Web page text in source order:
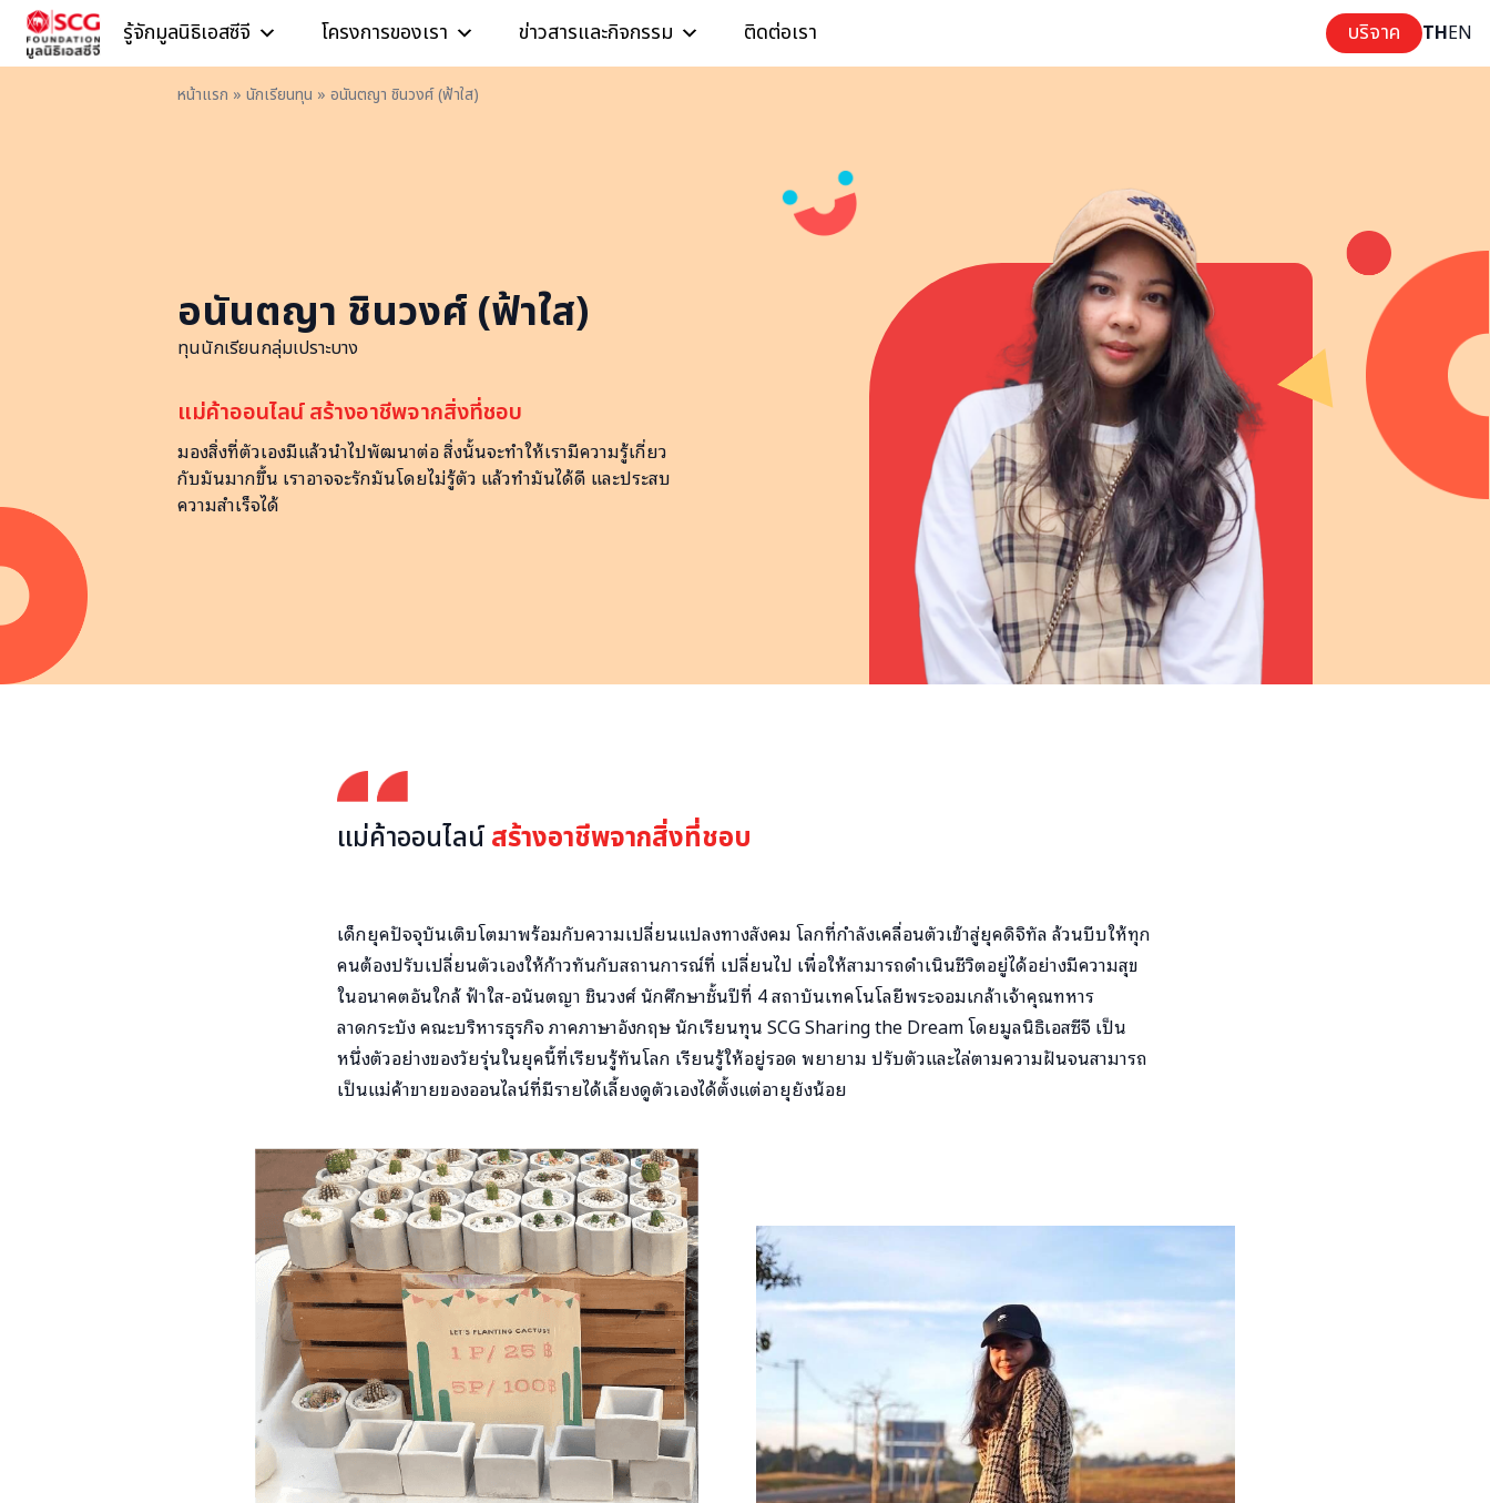
Skip to content
รู้จักมูลนิธิเอสซีจี โครงการของเรา ข่าวสารและกิจกรรม ติดต่อเรา บริจาค THEN
หน้าแรก » นักเรียนทุน » อนันตญา ชินวงศ์ (ฟ้าใส)
อนันตญา ชินวงศ์ (ฟ้าใส)
ทุนนักเรียนกลุ่มเปราะบาง
แม่ค้าออนไลน์ สร้างอาชีพจากสิ่งที่ชอบ
มองสิ่งที่ตัวเองมีแล้วนำไปพัฒนาต่อ สิ่งนั้นจะทำให้เรามีความรู้เกี่ยว
กับมันมากขึ้น เราอาจจะรักมันโดยไม่รู้ตัว แล้วทำมันได้ดี และประสบ
ความสำเร็จได้
แม่ค้าออนไลน์สร้างอาชีพจากสิ่งที่ชอบ
เด็กยุคปัจจุบันเติบโตมาพร้อมกับความเปลี่ยนแปลงทางสังคม โลกที่กำลังเคลื่อนตัวเข้าสู่ยุคดิจิทัล ล้วนบีบให้ทุก
คนต้องปรับเปลี่ยนตัวเองให้ก้าวทันกับสถานการณ์ที่ เปลี่ยนไป เพื่อให้สามารถดำเนินชีวิตอยู่ได้อย่างมีความสุข
ในอนาคตอันใกล้ ฟ้าใส-อนันตญา ชินวงศ์ นักศึกษาชั้นปีที่ 4 สถาบันเทคโนโลยีพระจอมเกล้าเจ้าคุณทหาร
ลาดกระบัง คณะบริหารธุรกิจ ภาคภาษาอังกฤษ นักเรียนทุน SCG Sharing the Dream โดยมูลนิธิเอสซีจี เป็น
หนึ่งตัวอย่างของวัยรุ่นในยุคนี้ที่เรียนรู้ทันโลก เรียนรู้ให้อยู่รอด พยายาม ปรับตัวและไล่ตามความฝันจนสามารถ
เป็นแม่ค้าขายของออนไลน์ที่มีรายได้เลี้ยงดูตัวเองได้ตั้งแต่อายุยังน้อย